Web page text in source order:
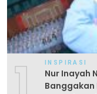
1 INSPIRASI
Nur Inayah
Banggakan